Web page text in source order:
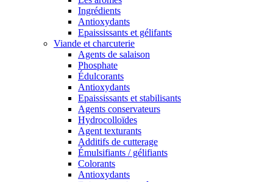
Ingrédients
Antioxydants
Epaississants et gélifants
Viande et charcuterie
Agents de salaison
Phosphate
Édulcorants
Antioxydants
Epaississants et stabilisants
Agents conservateurs
Hydrocolloïdes
Agent texturants
Additifs de cutterage
Émulsifiants / gélifiants
Colorants
Antioxydants